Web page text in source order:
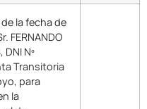
la fecha de
FERNANDO
DNI Nº
Transitoria
para
la